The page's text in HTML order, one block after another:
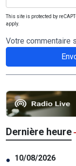
This site is protected by
apply.
Votre commentaire
Dernière heure
● 10/08/2026